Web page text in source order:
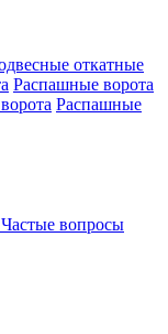
откатные
Распашные ворота
Распашные
Частые вопросы